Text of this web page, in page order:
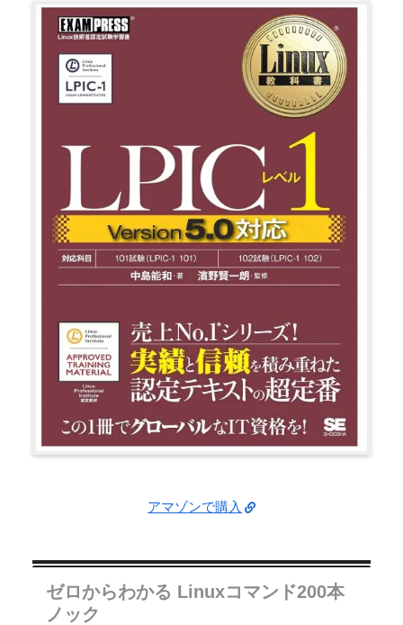
アマゾンで購入
ゼロからわかる Linuxコマンド200本
ノック